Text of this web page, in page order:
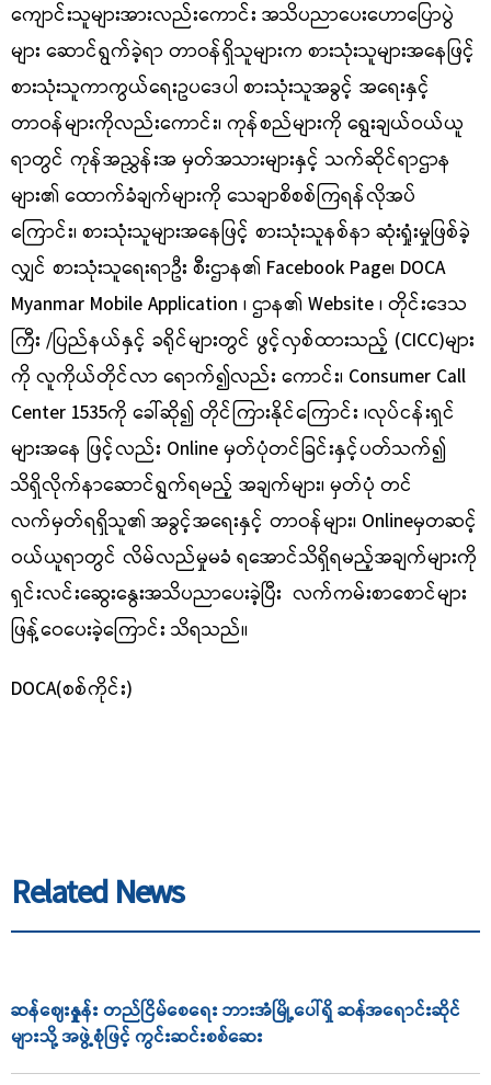
ကျောင်းသူများအားလည်းကောင်း အသိပညာပေးဟောပြောပွဲ
များ ဆောင်ရွက်ခဲ့ရာ တာဝန်ရှိသူများက စားသုံးသူများအနေဖြင့်
စားသုံးသူကာကွယ်ရေးဥပဒေပါ စားသုံးသူအခွင့် အရေးနှင့်
တာဝန်များကိုလည်းကောင်း၊ ကုန်စည်များကို ရွေးချယ်ဝယ်ယူ
ရာတွင် ကုန်အညွှန်းအ မှတ်အသားများနှင့် သက်ဆိုင်ရာဌာန
များ၏ ထောက်ခံချက်များကို သေချာစိစစ်ကြရန်လိုအပ်
ကြောင်း၊ စားသုံးသူများအနေဖြင့် စားသုံးသူနစ်နာ ဆုံးရှုံးမှုဖြစ်ခဲ့
လျှင် စားသုံးသူရေးရာဦး စီးဌာန၏ Facebook Page၊ DOCA
Myanmar Mobile Application ၊ ဌာန၏ Website ၊ တိုင်းဒေသ
ကြီး /ပြည်နယ်နှင့် ခရိုင်များတွင် ဖွင့်လှစ်ထားသည့် (CICC)များ
ကို လူကိုယ်တိုင်လာ ရောက်၍လည်း ကောင်း၊ Consumer Call
Center 1535ကို ခေါ်ဆို၍ တိုင်ကြားနိုင်ကြောင်း ၊လုပ်ငန်းရှင်
များအနေ ဖြင့်လည်း Online မှတ်ပုံတင်ခြင်းနှင့်ပတ်သက်၍
သိရှိလိုက်နာဆောင်ရွက်ရမည့် အချက်များ၊ မှတ်ပုံ တင်
လက်မှတ်ရရှိသူ၏ အခွင့်အရေးနှင့် တာဝန်များ၊ Onlineမှတဆင့်
ဝယ်ယူရာတွင် လိမ်လည်မှုမခံ ရအောင်သိရှိရမည့်အချက်များကို
ရှင်းလင်းဆွေးနွေးအသိပညာပေးခဲ့ပြီး လက်ကမ်းစာစောင်များ
ဖြန့်ဝေပေးခဲ့ကြောင်း သိရသည်။
DOCA(စစ်ကိုင်း)
Related News
ဆန်ဈေးနှုူန်း တည်ငြိမ်စေရေး ဘားအံမြို့ပေါ်ရှိ ဆန်အရောင်းဆိုင်
များသို့ အဖွဲ့စုံဖြင့် ကွင်းဆင်းစစ်ဆေး